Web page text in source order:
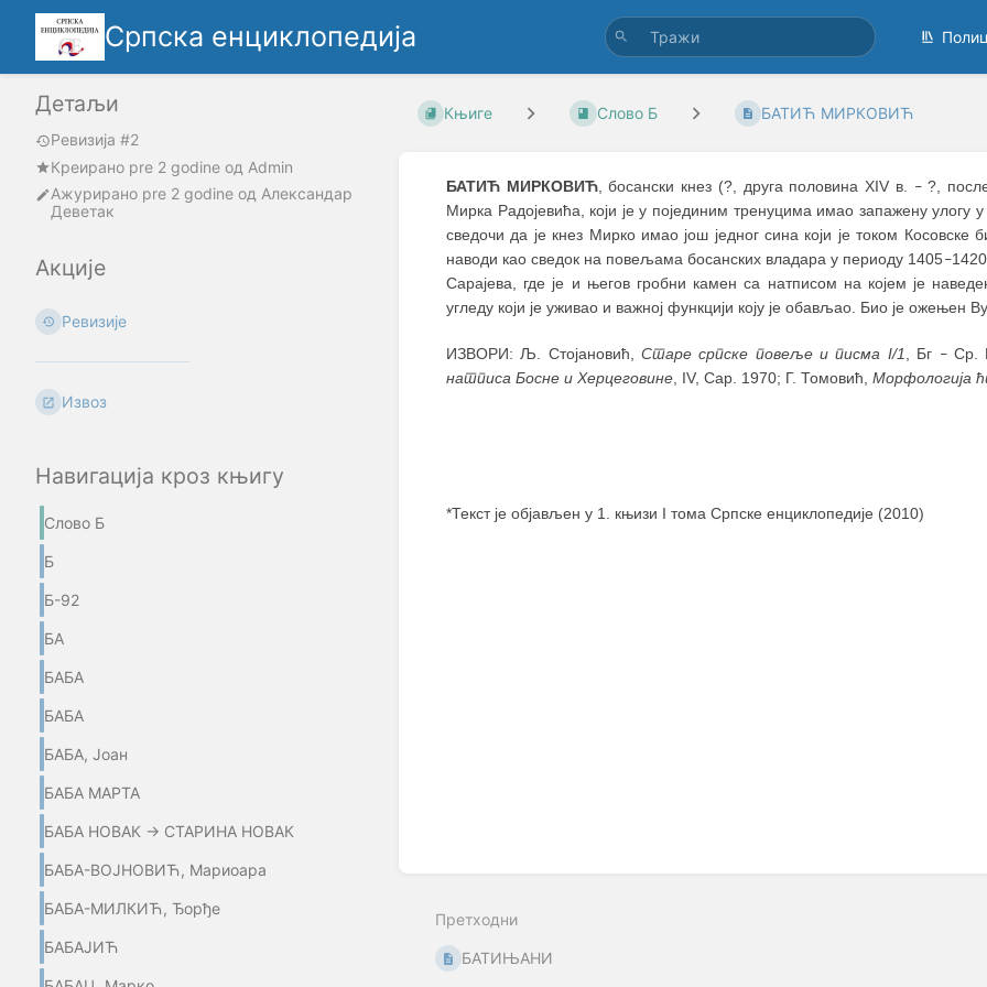
Српска енциклопедија
Детаљи
Ревизија #2
Креирано pre 2 godine oд Admin
Ажурирано pre 2 godine од Александар
Деветак
Акције
Ревизије
Извоз
Навигација кроз књигу
Слово Б
Б
Б-92
БА
БАБА
БАБА
БАБА, Јоан
БАБА МАРТА
БАБА НОВАК → СТАРИНА НОВАК
БАБА-ВОЈНОВИЋ, Мариоара
БАБА-МИЛКИЋ, Ђорђе
БАБАЈИЋ
Књиге Слово Б БАТИЋ МИРКОВИЋ
БАТИЋ МИРКОВИЋ, босански кнез (?, друга половина XIV в. –?,
Мирка Радојевића, који је у појединим тренуцима имао запажену улогу
сведочи да је кнез Мирко имао још једног сина који је током
наводи као сведок на повељама босанских владара у периоду 1405–
Сарајева, где је и његов гробни камен са натписом на којем је
угледу који је уживао и важној функцији коју је обављао. Био је ожењен
ИЗВОРИ: Љ. Стојановић,Старе српске повеље и писма I/1 , Бг –Ср.
натписа Босне и Херцеговине , IV, Сар. 1970; Г. Томовић, Морфологија
*Текст је објављен у 1. књизи I тома Српске енциклопедије (2010)
Претходни
БАТИЊАНИ